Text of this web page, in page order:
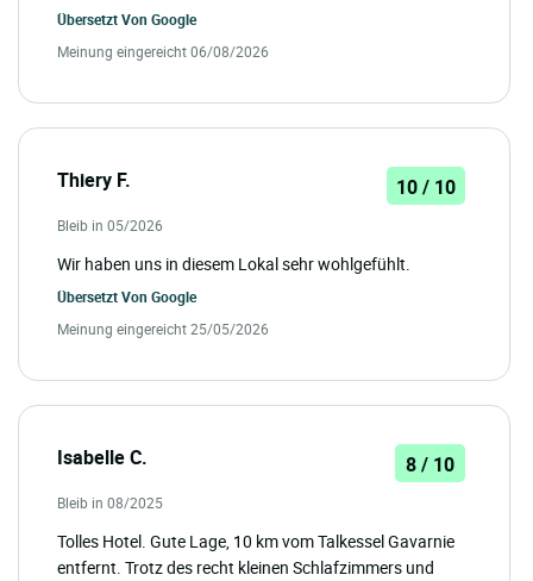
Übersetzt Von Google
Meinung eingereicht 06/08/2026
Thiery F. 10 / 10
Bleib in 05/2026
Wir haben uns in diesem Lokal sehr wohlgefühlt.
Übersetzt Von Google
Meinung eingereicht 25/05/2026
Isabelle C. 8 / 10
Bleib in 08/2025
Tolles Hotel. Gute Lage, 10 km vom Talkessel Gavarnie
entfernt. Trotz des recht kleinen Schlafzimmers und